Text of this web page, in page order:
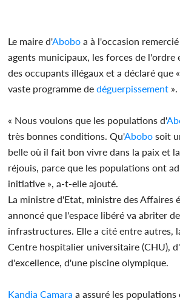
Le maire d'Abobo a à l'occasion
agents municipaux, les forces de l'ordre
des occupants illégaux et a déclaré que
vaste programme dedéguerpissement ».
« Nous voulons que les populations d'
très bonnes conditions. Qu'Abobo soit
belle où il fait bon vivre dans la paix et
réjouis, parce que les populations ont
initiative », a-t-elle ajouté.
La ministre d'Etat, ministre des Affaires
annoncé que l'espace libéré va abriter
infrastructures. Elle a cité entre autres,
Centre hospitalier universitaire (CHU),
d'excellence, d'une piscine olympique.
Kandia Camara a assuré les populations